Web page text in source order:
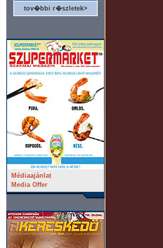
tov�bbi r�szletek>
Médiaajánlat
Media Offer